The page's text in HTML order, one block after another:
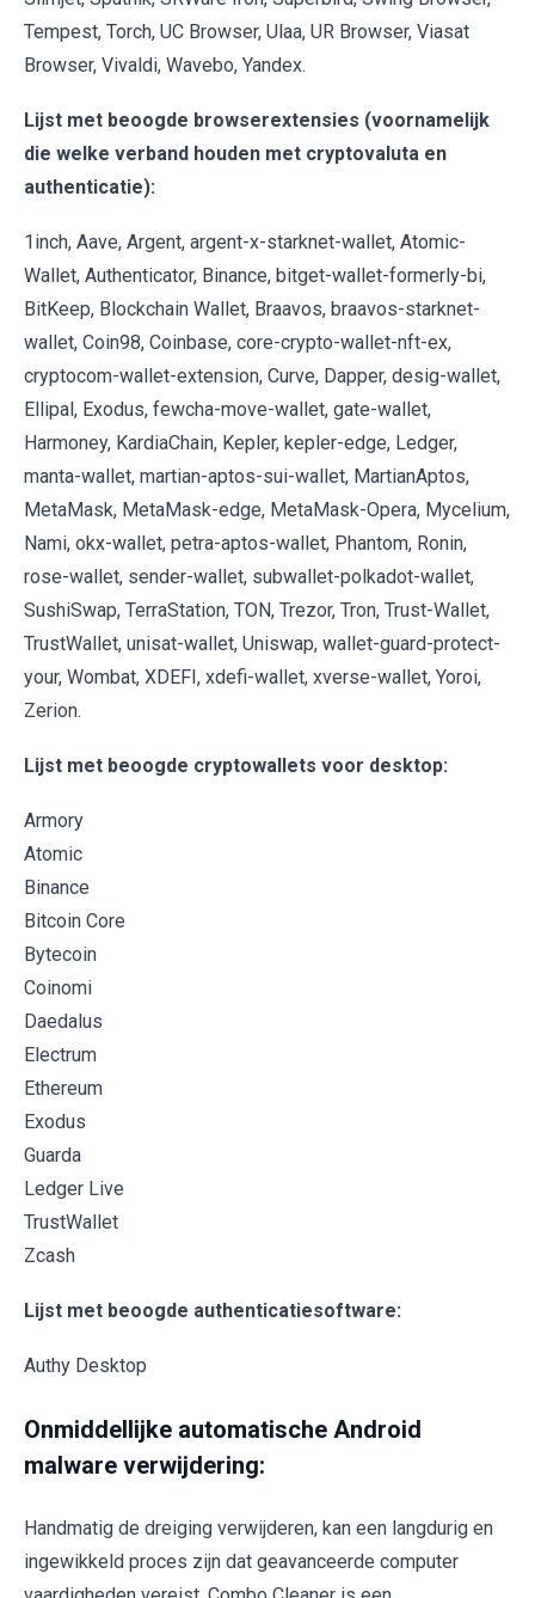
Tempest, Torch, UC Browser, Ulaa, UR Browser, Viasat
Browser, Vivaldi, Wavebo, Yandex.
Lijst met beoogde browserextensies (voornamelijk
die welke verband houden met cryptovaluta en
authenticatie):
1inch, Aave, Argent, argent-x-starknet-wallet, Atomic-
Wallet, Authenticator, Binance, bitget-wallet-formerly-bi,
BitKeep, Blockchain Wallet, Braavos, braavos-starknet-
wallet, Coin98, Coinbase, core-crypto-wallet-nft-ex,
cryptocom-wallet-extension, Curve, Dapper, desig-wallet,
Ellipal, Exodus, fewcha-move-wallet, gate-wallet,
Harmoney, KardiaChain, Kepler, kepler-edge, Ledger,
manta-wallet, martian-aptos-sui-wallet, MartianAptos,
MetaMask, MetaMask-edge, MetaMask-Opera, Mycelium,
Nami, okx-wallet, petra-aptos-wallet, Phantom, Ronin,
rose-wallet, sender-wallet, subwallet-polkadot-wallet,
SushiSwap, TerraStation, TON, Trezor, Tron, Trust-Wallet,
TrustWallet, unisat-wallet, Uniswap, wallet-guard-protect-
your, Wombat, XDEFI, xdefi-wallet, xverse-wallet, Yoroi,
Zerion.
Lijst met beoogde cryptowallets voor desktop:
Armory
Atomic
Binance
Bitcoin Core
Bytecoin
Coinomi
Daedalus
Electrum
Ethereum
Exodus
Guarda
Ledger Live
TrustWallet
Zcash
Lijst met beoogde authenticatiesoftware:
Authy Desktop
Onmiddellijke automatische Android
malware verwijdering:
Handmatig de dreiging verwijderen, kan een langdurig en
ingewikkeld proces zijn dat geavanceerde computer